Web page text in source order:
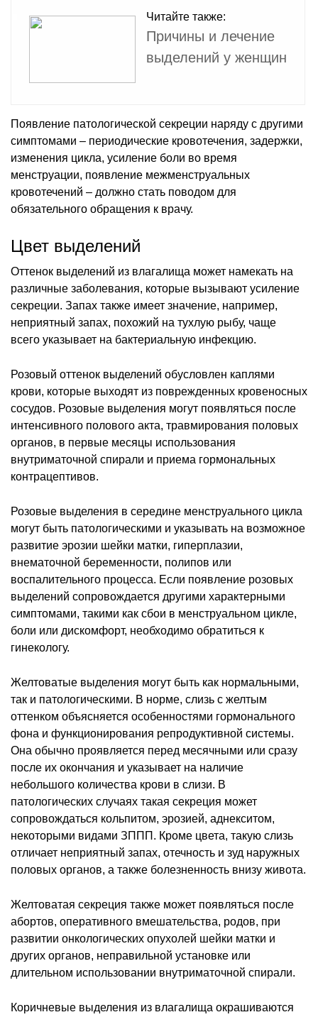
Читайте также:
Причины и лечение
выделений у женщин
Появление патологической секреции наряду с другими
симптомами – периодические кровотечения, задержки,
изменения цикла, усиление боли во время
менструации, появление межменструальных
кровотечений – должно стать поводом для
обязательного обращения к врачу.
Цвет выделений
Оттенок выделений из влагалища может намекать на
различные заболевания, которые вызывают усиление
секреции. Запах также имеет значение, например,
неприятный запах, похожий на тухлую рыбу, чаще
всего указывает на бактериальную инфекцию.
Розовый оттенок выделений обусловлен каплями
крови, которые выходят из поврежденных кровеносных
сосудов. Розовые выделения могут появляться после
интенсивного полового акта, травмирования половых
органов, в первые месяцы использования
внутриматочной спирали и приема гормональных
контрацептивов.
Розовые выделения в середине менструального цикла
могут быть патологическими и указывать на возможное
развитие эрозии шейки матки, гиперплазии,
внематочной беременности, полипов или
воспалительного процесса. Если появление розовых
выделений сопровождается другими характерными
симптомами, такими как сбои в менструальном цикле,
боли или дискомфорт, необходимо обратиться к
гинекологу.
Желтоватые выделения могут быть как нормальными,
так и патологическими. В норме, слизь с желтым
оттенком объясняется особенностями гормонального
фона и функционирования репродуктивной системы.
Она обычно проявляется перед месячными или сразу
после их окончания и указывает на наличие
небольшого количества крови в слизи. В
патологических случаях такая секреция может
сопровождаться кольпитом, эрозией, аднекситом,
некоторыми видами ЗППП. Кроме цвета, такую слизь
отличает неприятный запах, отечность и зуд наружных
половых органов, а также болезненность внизу живота.
Желтоватая секреция также может появляться после
абортов, оперативного вмешательства, родов, при
развитии онкологических опухолей шейки матки и
других органов, неправильной установке или
длительном использовании внутриматочной спирали.
Коричневые выделения из влагалища окрашиваются